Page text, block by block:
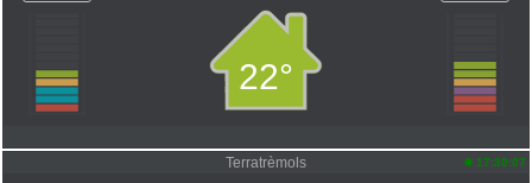
22°
Terratrèmols 17:30:07